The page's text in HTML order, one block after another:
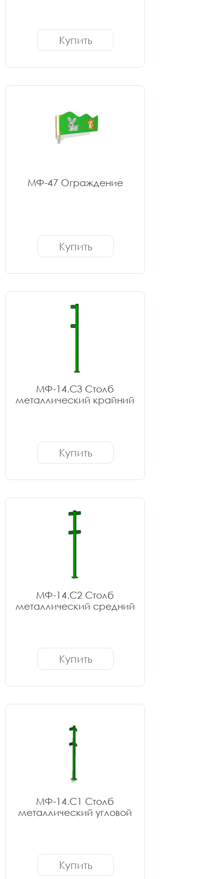
Купить
МФ-47 Ограждение
Купить
МФ-14.С3 Столб
металлический крайний
Купить
МФ-14.С2 Столб
металлический средний
Купить
МФ-14.С1 Столб
металлический угловой
Купить